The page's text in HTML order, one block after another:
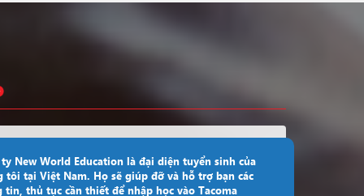
Canada York University Đăng ký
Mỹ Wright State University Đăng ký
Canada Fanshawe Polytechnic Đăng ký
Mỹ Wright State University Đăng ký
ty New World Education là đại diện tuyển sinh của
tôi tại Việt Nam. Họ sẽ giúp đỡ và hỗ trợ bạn các
tin, thủ tục cần thiết để nhập học vào Tacoma